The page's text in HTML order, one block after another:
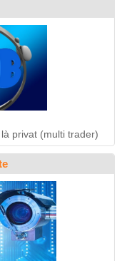
privat (multi trader)